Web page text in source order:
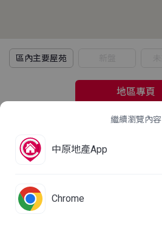
加入比較
區內主要屋苑
地區專頁
2021年人口普查
這屋苑平均家庭住戶每月收入是多少？
繼續瀏覽內容
中原地產App
Chrome